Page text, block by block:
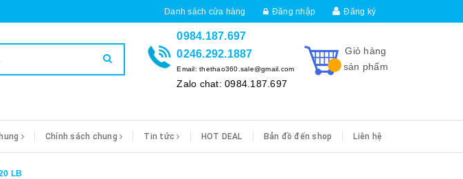
Danh sách cửa hàng Đăng nhập Đăng ký
Giỏ hàng
sản phẩm
0984.187.697
0246.292.1887
Email: thethao360.sale@gmail.com
Zalo chat: 0984.187.697
Chính sách chung Tin tức HOT DEAL Bản đồ đến shop Liên hệ
LB